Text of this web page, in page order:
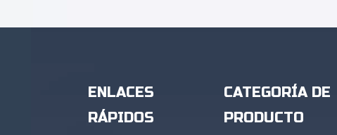
ENLACES
RÁPIDOS
CATEGORÍA DE
PRODUCTO